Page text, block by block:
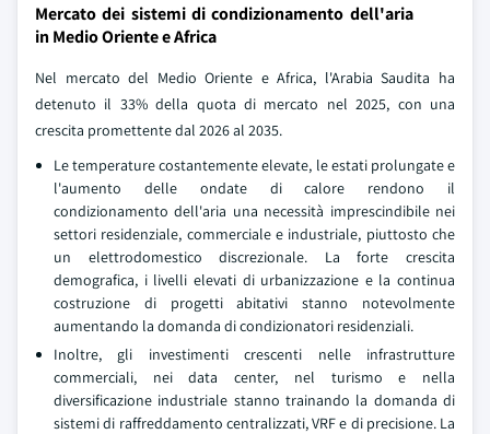
Mercato dei sistemi di condizionamento dell'aria
in Medio Oriente e Africa
Nel mercato del Medio Oriente e Africa, l'Arabia Saudita ha
detenuto il 33% della quota di mercato nel 2025, con una
crescita promettente dal 2026 al 2035.
Le temperature costantemente elevate, le estati prolungate e
l'aumento delle ondate di calore rendono il
condizionamento dell'aria una necessità imprescindibile nei
settori residenziale, commerciale e industriale, piuttosto che
un elettrodomestico discrezionale. La forte crescita
demografica, i livelli elevati di urbanizzazione e la continua
costruzione di progetti abitativi stanno notevolmente
aumentando la domanda di condizionatori residenziali.
Inoltre, gli investimenti crescenti nelle infrastrutture
commerciali, nei data center, nel turismo e nella
diversificazione industriale stanno trainando la domanda di
sistemi di raffreddamento centralizzati, VRF e di precisione. La